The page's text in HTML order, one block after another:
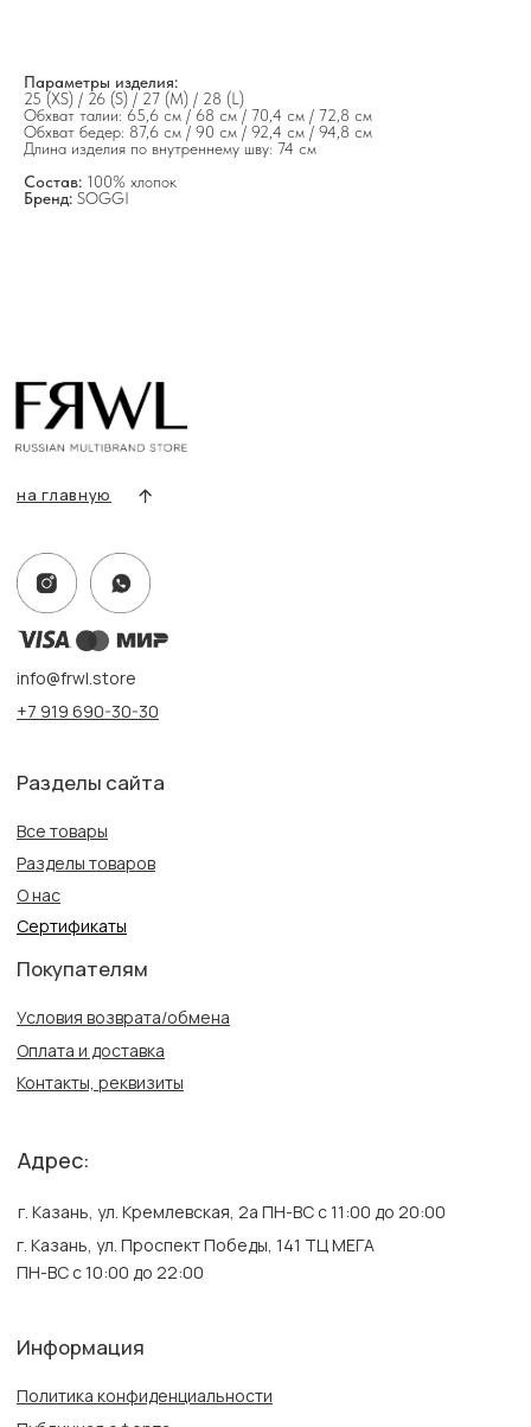
Параметры изделия:
25 (XS) / 26 (S) / 27 (M) / 28 (L)
Обхват талии: 65,6 см / 68 см / 70,4 см / 72,8 см
Обхват бедер: 87,6 см / 90 см / 92,4 см / 94,8 см
Длина изделия по внутреннему шву: 74 см
Состав: 100% хлопок
Бренд: SOGGI
Разделы сайта
Оплата и доставка
Контакты, реквизиты
Информация
Политика конфиденциальности
Публичная оферта
ПН-ВС с 10:00 до 22:00
info@frwl.store
+7 919 690-30-30